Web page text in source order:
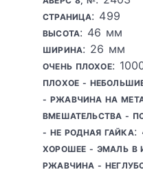
СТРАНИЦА: 499
ВЫСОТА: 46 мм
ШИРИНА: 26 мм
ОЧЕНЬ ПЛОХОЕ:
ПЛОХОЕ -
- РЖАВЧИНА НА
ВМЕШАТЕЛЬСТВА -
- НЕ РОДНАЯ ГАЙКА:
ХОРОШЕЕ - ЭМАЛЬ В
РЖАВЧИНА -